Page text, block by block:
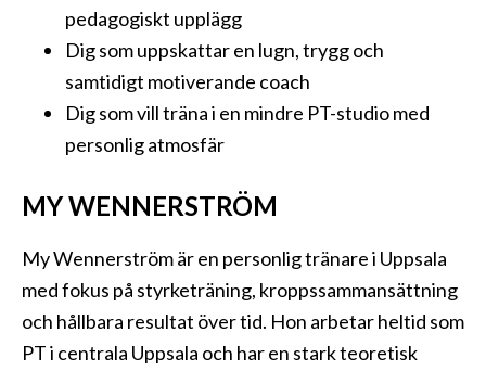
pedagogiskt upplägg
Dig som uppskattar en lugn, trygg och
samtidigt motiverande coach
Dig som vill träna i en mindre PT-studio med
personlig atmosfär
MY WENNERSTRÖM
My Wennerström är en personlig tränare i Uppsala
med fokus på styrketräning, kroppssammansättning
och hållbara resultat över tid. Hon arbetar heltid som
PT i centrala Uppsala och har en stark teoretisk